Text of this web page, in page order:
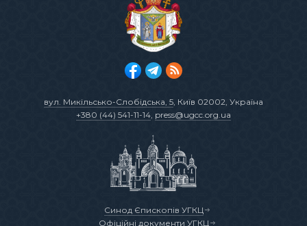
вул. Микільсько-Слобідська, 5, Київ 02002, Україна
+380 (44) 541-11-14, press@ugcc.org.ua
Синод Єпископів УГКЦ
Офіційні документи УГКЦ